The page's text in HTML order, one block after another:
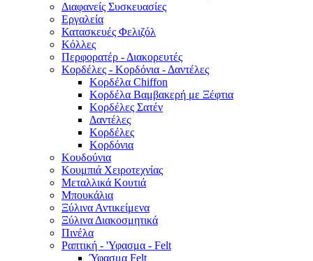
Διαφανείς Συσκευασίες
Εργαλεία
Κατασκευές Φελιζόλ
Κόλλες
Περφορατέρ - Διακορευτές
Κορδέλες - Κορδόνια - Δαντέλες
Κορδέλα Chiffon
Κορδέλα Βαμβακερή με Ξέφτια
Κορδέλες Σατέν
Δαντέλες
Κορδέλες
Κορδόνια
Κουδούνια
Κουμπιά Χειροτεχνίας
Μεταλλικά Κουτιά
Μπουκάλια
Ξύλινα Αντικείμενα
Ξύλινα Διακοσμητικά
Πινέλα
Ραπτική - 'Υφασμα - Felt
Ύφασμα Felt